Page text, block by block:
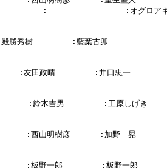
:                :オグロアキ
勝秀樹        :藍葉古卯
し    :友田政晴        :井口忠一
:鈴木吉男        :工原しげき
:西山明樹彦      :加野　晃
:板野一郎        :板野一郎